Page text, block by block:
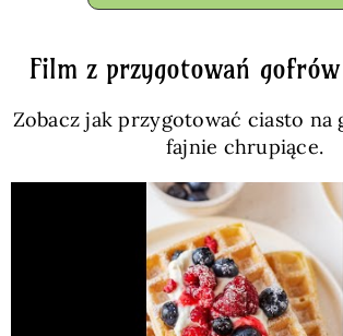
Film z przygotowań
Zobacz jak przygotować ciasto na
fajnie chrupiące.